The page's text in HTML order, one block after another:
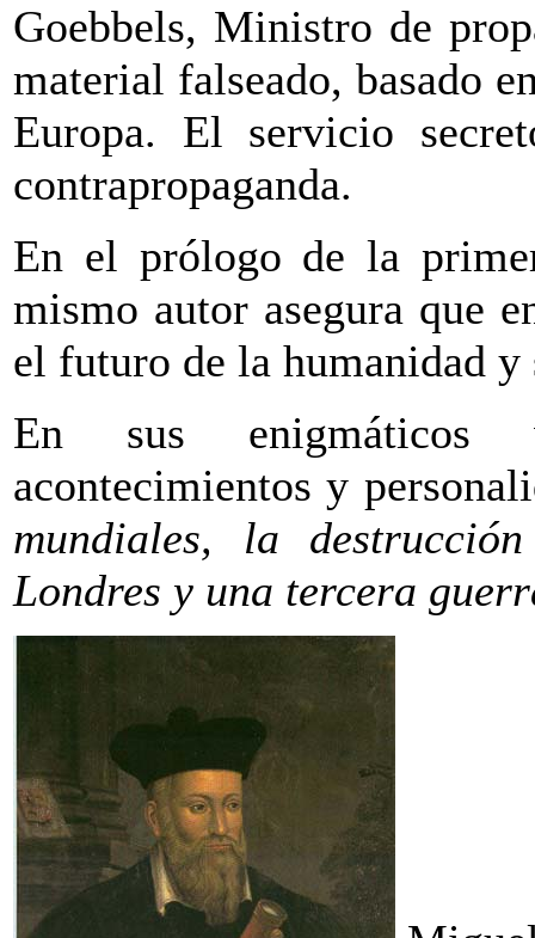
Goebbels, Ministro de
material falseado, basado
Europa. El servicio
contrapropaganda.
En el prólogo de la
mismo autor asegura que
el futuro de la humanidad
En sus enigmáticos
acontecimientos y
mundiales, la
Londres y una tercera